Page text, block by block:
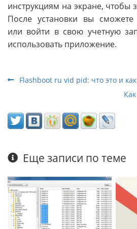
инструкциям на экране, чтобы
После установки вы сможете
или войти в свою учетную
использовать приложение.
Flashboot ru vid pid: что это и
Еще записи по теме